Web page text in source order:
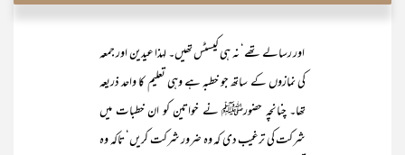
اور رسالے تھے‘ نہ ہی کیسٹس تھیں۔ لہذا عیدین اور جمعہ
کی نمازوں کے ساتھ جو خطبہ ہے وہی تعلیم کا واحد ذریعہ
تھا۔ چنانچہ حضورﷺ نے خواتین کو ان خطبات میں
شرکت کی ترغیب دی کہ وہ ضرور شرکت کریں‘ تاکہ وہ